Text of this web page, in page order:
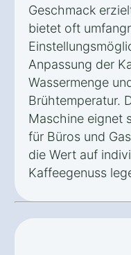
Geschmack
bietet oft
Anpassung der
Wassermenge
Brühtemperatur.
Maschine eignet
für Büros und
die Wert auf
Kaffeegenuss